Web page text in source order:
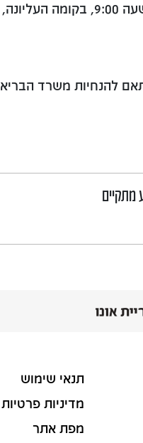
כל שישי, החל מהשעה 9:00, בקומה
להנחיות משרד
מתקיים
תנאי שימוש
מדיניות פרטיות
מפת אתר